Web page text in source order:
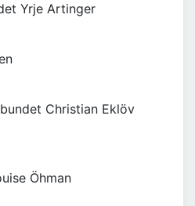
Yrje Artinger
Christian Eklöv
Öhman